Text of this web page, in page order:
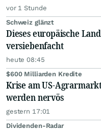
vor 1 Stunde
Schweiz glänzt
Dieses europäische
versiebenfacht
heute 08:45
$600 Milliarden Kredite
Krise am US-
werden nervös
gestern 17:01
Dividenden-Radar